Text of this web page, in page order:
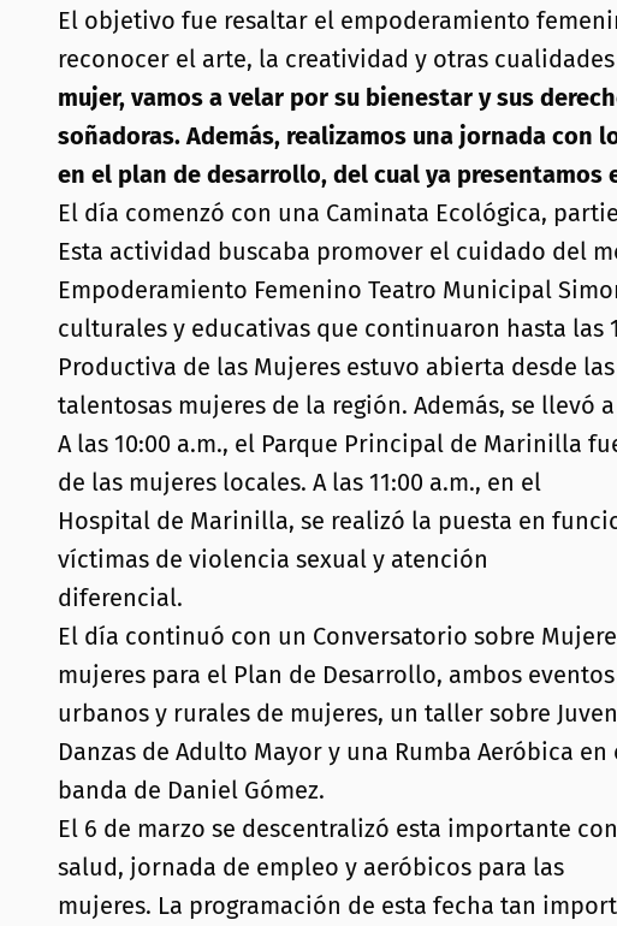
El objetivo fue resaltar el empoderamiento
reconocer el arte, la creatividad y otras
mujer, vamos a velar por su bienestar y sus
soñadoras. Además, realizamos una jornada con
en el plan de desarrollo, del cual ya presentamos
El día comenzó con una Caminata Ecológica,
Esta actividad buscaba promover el cuidado del
Empoderamiento Femenino Teatro Municipal
culturales y educativas que continuaron hasta las
Productiva de las Mujeres estuvo abierta desde
talentosas mujeres de la región. Además, se llevó
A las 10:00 a.m., el Parque Principal de Marinilla
de las mujeres locales. A las 11:00 a.m., en el
Hospital de Marinilla, se realizó la puesta en
víctimas de violencia sexual y atención
diferencial.
El día continuó con un Conversatorio sobre
mujeres para el Plan de Desarrollo, ambos
urbanos y rurales de mujeres, un taller sobre
Danzas de Adulto Mayor y una Rumba Aeróbica
banda de Daniel Gómez.
El 6 de marzo se descentralizó esta importante
salud, jornada de empleo y aeróbicos para las
mujeres. La programación de esta fecha tan